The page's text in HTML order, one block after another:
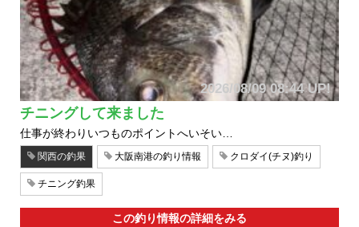
2026/08/09 08:44 UP!
チニングして来ました
仕事が終わりいつものポイントへいそい…
関西の釣果 大阪南港の釣り情報 クロダイ(チヌ)釣り
チニング釣果
この釣り情報の詳細をみる